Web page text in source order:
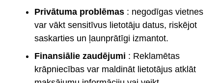
Privātuma problēmas : negodīgas vietnes
var vākt sensitīvus lietotāju datus, riskējot
saskarties un ļaunprātīgi izmantot.
Finansiālie zaudējumi : Reklamētas
krāpniecības var maldināt lietotājus atklāt